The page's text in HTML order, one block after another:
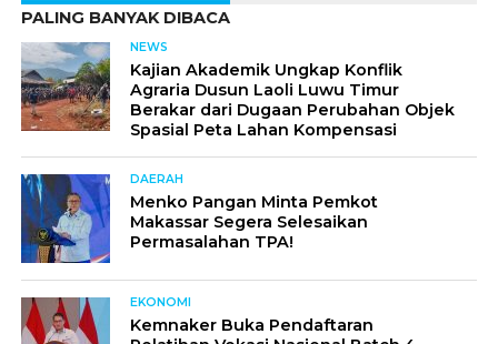
PALING BANYAK DIBACA
NEWS
Kajian Akademik Ungkap Konflik
Agraria Dusun Laoli Luwu Timur
Berakar dari Dugaan Perubahan Objek
Spasial Peta Lahan Kompensasi
DAERAH
Menko Pangan Minta Pemkot
Makassar Segera Selesaikan
Permasalahan TPA!
EKONOMI
Kemnaker Buka Pendaftaran